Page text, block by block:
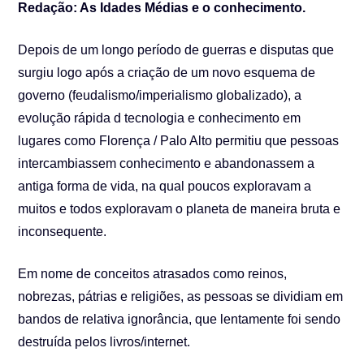
Redação: As Idades Médias e o conhecimento.
Depois de um longo período de guerras e disputas que
surgiu logo após a criação de um novo esquema de
governo (feudalismo/imperialismo globalizado), a
evolução rápida d tecnologia e conhecimento em
lugares como Florença / Palo Alto permitiu que pessoas
intercambiassem conhecimento e abandonassem a
antiga forma de vida, na qual poucos exploravam a
muitos e todos exploravam o planeta de maneira bruta e
inconsequente.
Em nome de conceitos atrasados como reinos,
nobrezas, pátrias e religiões, as pessoas se dividiam em
bandos de relativa ignorância, que lentamente foi sendo
destruída pelos livros/internet.